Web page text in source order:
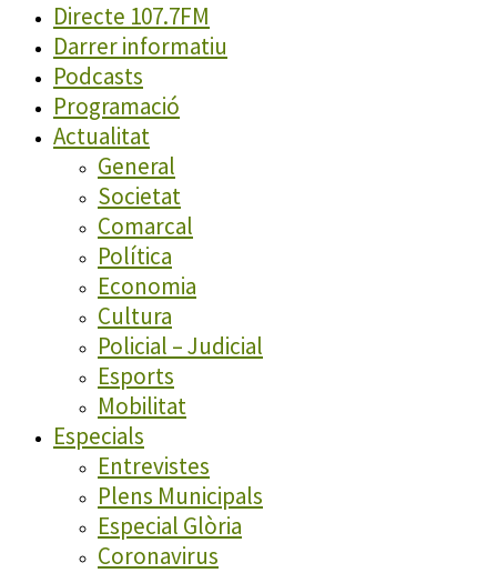
Directe 107.7FM
Darrer informatiu
Podcasts
Programació
Actualitat
General
Societat
Comarcal
Política
Economia
Cultura
Policial – Judicial
Esports
Mobilitat
Especials
Entrevistes
Plens Municipals
Especial Glòria
Coronavirus